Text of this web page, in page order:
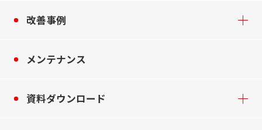
改善事例
メンテナンス
資料ダウンロード